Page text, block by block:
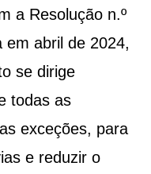
a Resolução n.º
em abril de 2024,
se dirige
todas as
exceções, para
e reduzir o